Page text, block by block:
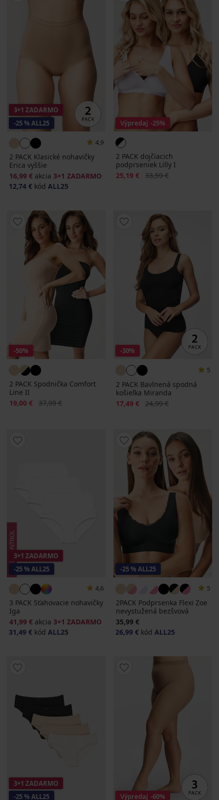
3+1 ZADARMO
-25 % ALL25
4,9
2 PACK Klasické nohavičky
Erica vyššie
16,99 € akcia 3+1 ZADARMO
12,74 € kód ALL25
Výpredaj -25%
2 PACK dojčiacich
podprseniek Lilly I
Zľava
25,19 € Pôvodná cena
33,59 €
-50%
2 PACK Spodnička Comfort
Line II
Zľava
19,00 € Pôvodná cena
37,99 €
-30%
5
2 PACK Bavlnená spodná
košieľka Miranda
Zľava
17,49 € Pôvodná cena
24,99 €
3+1 ZADARMO
-25 % ALL25
4,6
3 PACK Sťahovacie nohavičky
Iga
41,99 € akcia 3+1 ZADARMO
31,49 € kód ALL25
-25 % ALL25
5
2PACK Podprsenka Flexi Zoe
nevystužená bezšvová
35,99 €
26,99 € kód ALL25
3+1 ZADARMO
-25 % ALL25
Výpredaj -60%